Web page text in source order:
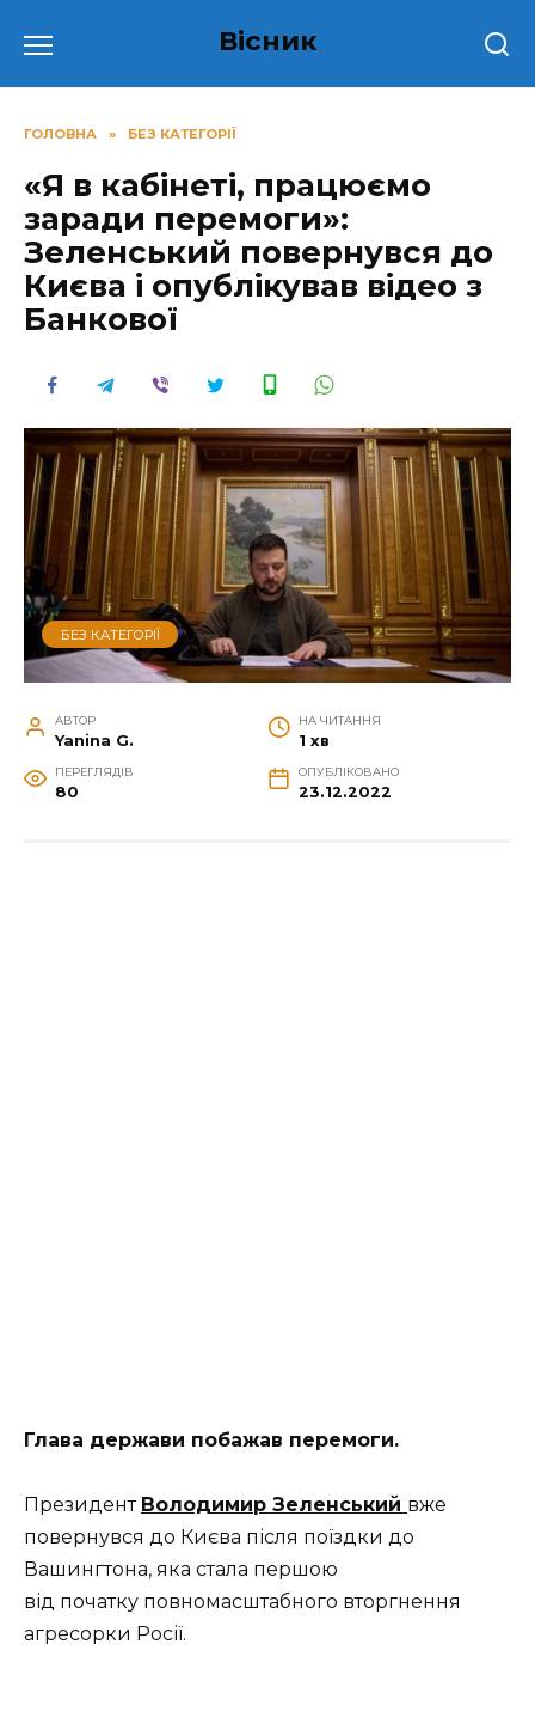
до
Вісник
ГОЛОВНА » БЕЗ КАТЕГОРІЇ
«Я в кабінеті, працюємо
заради перемоги»:
Зеленський повернувся до
Києва і опублікував відео з
Банкової
БЕЗ КАТЕГОРІЇ
АВТОР
Yanina G.
НА ЧИТАННЯ
1 хв
ПЕРЕГЛЯДІВ
80
ОПУБЛІКОВАНО
23.12.2022
Глава держави побажав перемоги.
Президент Володимир Зеленський вже
повернувся до Києва після поїздки до
Вашингтона, яка стала першою
від початку повномасштабного вторгнення
агресорки Росії.